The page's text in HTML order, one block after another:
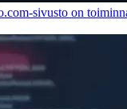
sivusto on